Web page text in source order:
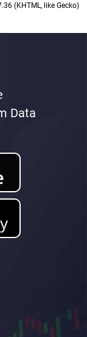
Data
(KHTML, like Gecko)